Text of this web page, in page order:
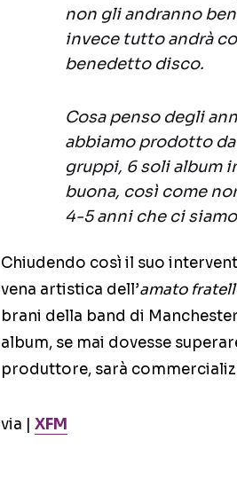
non gli andranno
invece tutto andrà
benedetto disco.
Cosa penso degli
abbiamo prodotto
gruppi, 6 soli album
buona, così come
4-5 anni che ci
Chiudendo così il suo
vena artistica dell’amato
brani della band di
album, se mai dovesse
produttore, sarà
via | XFM